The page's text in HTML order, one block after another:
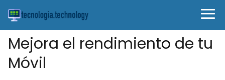
Mejora el rendimiento de tu
Móvil